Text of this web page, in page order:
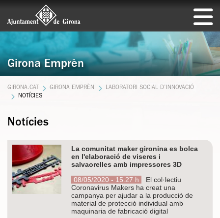
Girona Emprèn
GIRONA.CAT GIRONA EMPRÈN
LABORATORI SOCIAL D’INNOVACIÓ
NOTÍCIES
Notícies
La comunitat maker gironina es bolca
en l'elaboració de viseres i
salvaorelles amb impressores 3D
08/05/2020 - 15.27 h
El col·lectiu
Coronavirus Makers ha creat una
campanya per ajudar a la producció de
material de protecció individual amb
maquinaria de fabricació digital